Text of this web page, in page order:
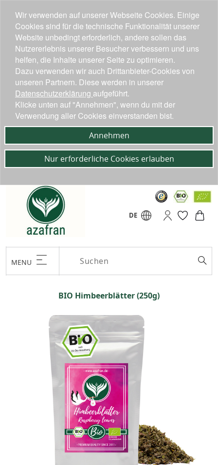
DE
MENU
BIO Himbeerblätter (250g)
Wir verwenden auf unserer Webseite Cookies. Einige
Cookies sind für die technische Funktionalität unserer
Website unbedingt erforderlich, andere sollen das
Nutzererlebnis unserer Besucher verbessern und uns
helfen, die Inhalte unserer Seite zu optimieren.
Dazu verwenden wir auch Drittanbieter-Cookies von
unseren Partnern. Diese werden in unserer
Datenschutzerklärung aufgeführt.
Klicke unten auf "Annehmen", wenn du mit der
Verwendung aller Cookies einverstanden bist.
Annehmen
Nur erforderliche Cookies erlauben